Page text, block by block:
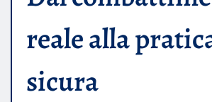
reale alla
sicura